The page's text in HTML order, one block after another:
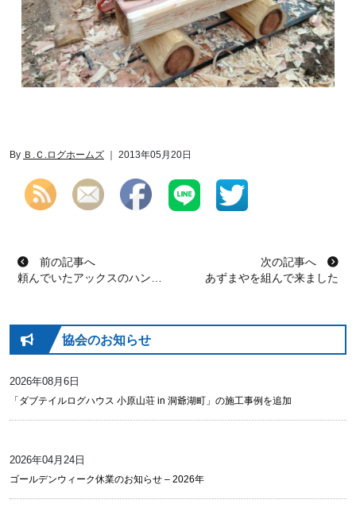
By Ｂ.Ｃ.ログホームズ ｜ 2013年05月20日
投稿ナビゲーション
前の記事へ
頼んでいたアックスのハンドルが出来上がってきた
次の記事へ
あずまやを組んで来ました
協会のお知らせ
2026年08月6日
「ダブテイルログハウス 小原山荘 in 洞爺湖町」の施工事例を追加
2026年04月24日
ゴールデンウィーク休業のお知らせ – 2026年